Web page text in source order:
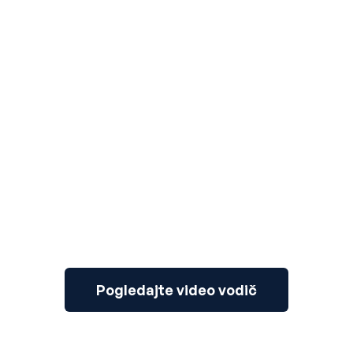
Pogledajte video vodič